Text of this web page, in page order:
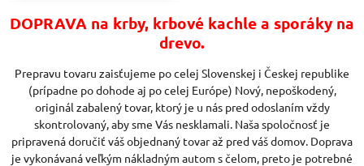
DOPRAVA na krby, krbové kachle a sporáky na
drevo.
Prepravu tovaru zaisťujeme po celej Slovenskej i Českej republike
(prípadne po dohode aj po celej Európe) Nový, nepoškodený,
originál zabalený tovar, ktorý je u nás pred odoslaním vždy
skontrolovaný, aby sme Vás nesklamali. Naša spoločnosť je
pripravená doručiť váš objednaný tovar až pred váš domov. Doprava
je vykonávaná veľkým nákladným autom s čelom, preto je potrebné